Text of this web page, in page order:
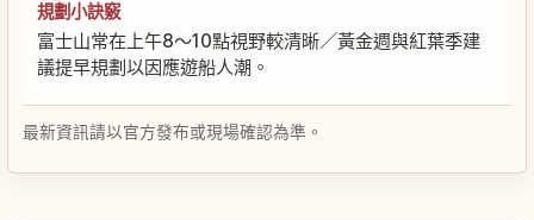
規劃小訣竅
富士山常在上午8〜10點視野較清晰／黃金週與紅葉季建
議提早規劃以因應遊船人潮。
最新資訊請以官方發布或現場確認為準。